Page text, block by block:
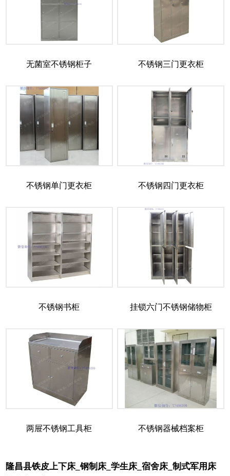
无菌室不锈钢柜子 不锈钢三门更衣柜
不锈钢单门更衣柜 不锈钢四门更衣柜
不锈钢书柜 挂锁六门不锈钢储物柜
两屉不锈钢工具柜 不锈钢器械档案柜
隆昌县铁皮上下床_钢制床_学生床_宿舍床_制式军用床